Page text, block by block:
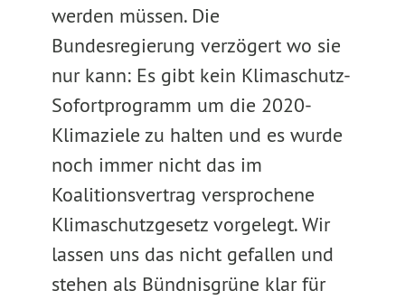
werden müssen. Die
Bundesregierung verzögert wo sie
nur kann: Es gibt kein Klimaschutz-
Sofortprogramm um die 2020-
Klimaziele zu halten und es wurde
noch immer nicht das im
Koalitionsvertrag versprochene
Klimaschutzgesetz vorgelegt. Wir
lassen uns das nicht gefallen und
stehen als Bündnisgrüne klar für